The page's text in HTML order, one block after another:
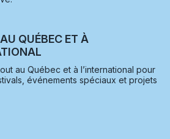
QUÉBEC ET À
au Québec et à l’international pour
événements spéciaux et projets